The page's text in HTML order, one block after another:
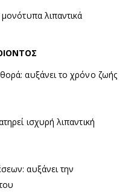
λιπαντικά
αυξάνει το χρόνο ζωής
ισχυρή λιπαντική
αυξάνει την